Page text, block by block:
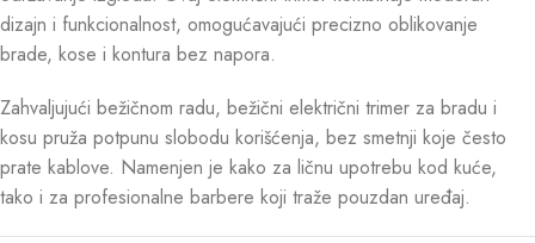
dizajn i funkcionalnost, omogućavajući precizno oblikovanje
brade, kose i kontura bez napora.
Zahvaljujući bežičnom radu, bežični električni trimer za bradu i
kosu pruža potpunu slobodu korišćenja, bez smetnji koje često
prate kablove. Namenjen je kako za ličnu upotrebu kod kuće,
tako i za profesionalne barbere koji traže pouzdan uređaj.